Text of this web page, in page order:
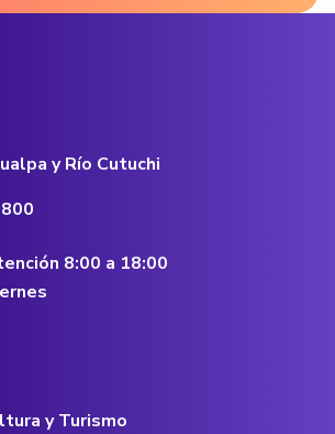
y Río Cutuchi
8:00 a 18:00
y Turismo